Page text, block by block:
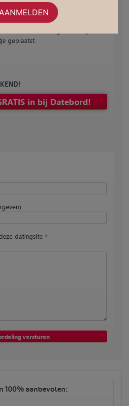
Datebord is zeer geschikt
datingsite zoekt, zonder al
geplaatst.
in bij Datebord!
datingsite *
100% aanbevolen: